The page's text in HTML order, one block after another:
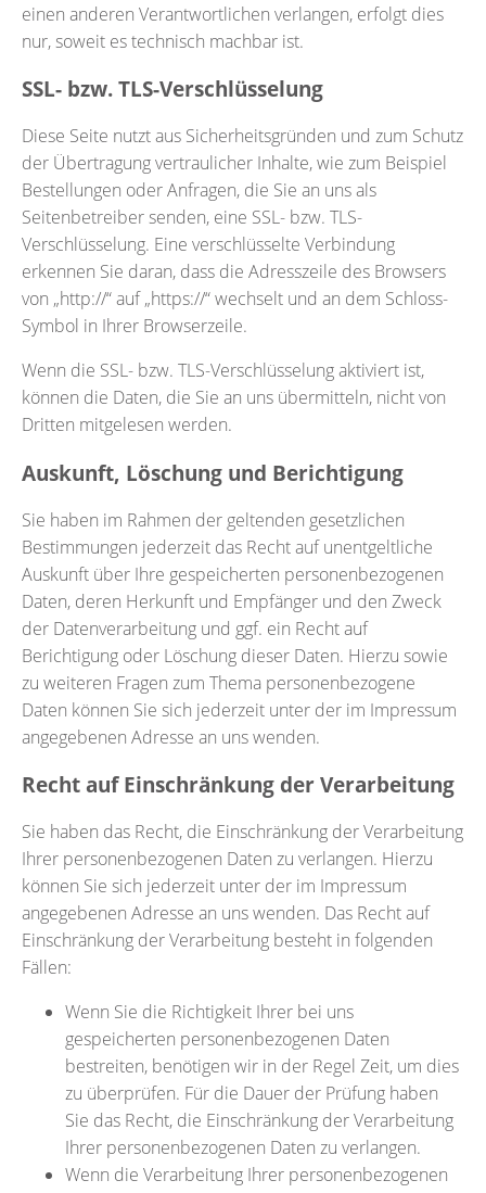
einen anderen Verantwortlichen verlangen, erfolgt dies
nur, soweit es technisch machbar ist.
SSL- bzw. TLS-Verschlüsselung
Diese Seite nutzt aus Sicherheitsgründen und zum Schutz
der Übertragung vertraulicher Inhalte, wie zum Beispiel
Bestellungen oder Anfragen, die Sie an uns als
Seitenbetreiber senden, eine SSL- bzw. TLS-
Verschlüsselung. Eine verschlüsselte Verbindung
erkennen Sie daran, dass die Adresszeile des Browsers
von „http://“ auf „https://“ wechselt und an dem Schloss-
Symbol in Ihrer Browserzeile.
Wenn die SSL- bzw. TLS-Verschlüsselung aktiviert ist,
können die Daten, die Sie an uns übermitteln, nicht von
Dritten mitgelesen werden.
Auskunft, Löschung und Berichtigung
Sie haben im Rahmen der geltenden gesetzlichen
Bestimmungen jederzeit das Recht auf unentgeltliche
Auskunft über Ihre gespeicherten personenbezogenen
Daten, deren Herkunft und Empfänger und den Zweck
der Datenverarbeitung und ggf. ein Recht auf
Berichtigung oder Löschung dieser Daten. Hierzu sowie
zu weiteren Fragen zum Thema personenbezogene
Daten können Sie sich jederzeit unter der im Impressum
angegebenen Adresse an uns wenden.
Recht auf Einschränkung der Verarbeitung
Sie haben das Recht, die Einschränkung der Verarbeitung
Ihrer personenbezogenen Daten zu verlangen. Hierzu
können Sie sich jederzeit unter der im Impressum
angegebenen Adresse an uns wenden. Das Recht auf
Einschränkung der Verarbeitung besteht in folgenden
Fällen:
Wenn Sie die Richtigkeit Ihrer bei uns
gespeicherten personenbezogenen Daten
bestreiten, benötigen wir in der Regel Zeit, um dies
zu überprüfen. Für die Dauer der Prüfung haben
Sie das Recht, die Einschränkung der Verarbeitung
Ihrer personenbezogenen Daten zu verlangen.
Wenn die Verarbeitung Ihrer personenbezogenen